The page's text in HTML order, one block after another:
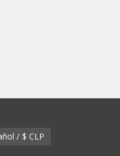
Español / $ CLP